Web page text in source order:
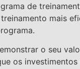
de
mais
o seu
os investimentos